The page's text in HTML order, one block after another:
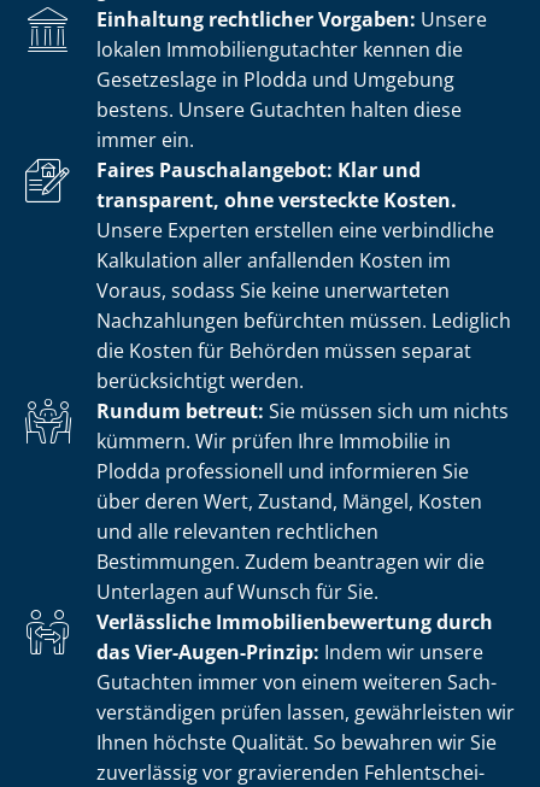
Einhaltung rechtlicher Vorgaben: Unsere
lokalen Im­mo­bi­li­en­gut­ach­ter kennen die
Gesetzeslage in Plodda und Umgebung
bestens. Unsere Gutachten halten diese
immer ein.
Faires Pauschalangebot: Klar und
transparent, ohne versteckte Kosten.
Unsere Experten erstellen eine verbindliche
Kalkulation aller anfallenden Kosten im
Voraus, sodass Sie keine unerwarteten
Nachzahlungen befürchten müssen. Lediglich
die Kosten für Behörden müssen separat
berücksichtigt werden.
Rundum betreut: Sie müssen sich um nichts
kümmern. Wir prüfen Ihre Immobilie in
Plodda professionell und informieren Sie
über deren Wert, Zustand, Mängel, Kosten
und alle relevanten rechtlichen
Bestimmungen. Zudem beantragen wir die
Unterlagen auf Wunsch für Sie.
Verlässliche Im­mo­bi­li­en­be­wer­tung durch
das Vier-Augen-Prinzip: Indem wir unsere
Gutachten immer von einem weiteren Sach­
ver­stän­di­gen prüfen lassen, gewährleisten wir
Ihnen höchste Qualität. So bewahren wir Sie
zuverlässig vor gravierenden Fehl­ent­schei­